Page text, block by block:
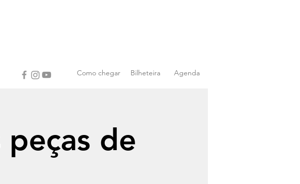
Como chegar Bilheteira Agenda
peças de